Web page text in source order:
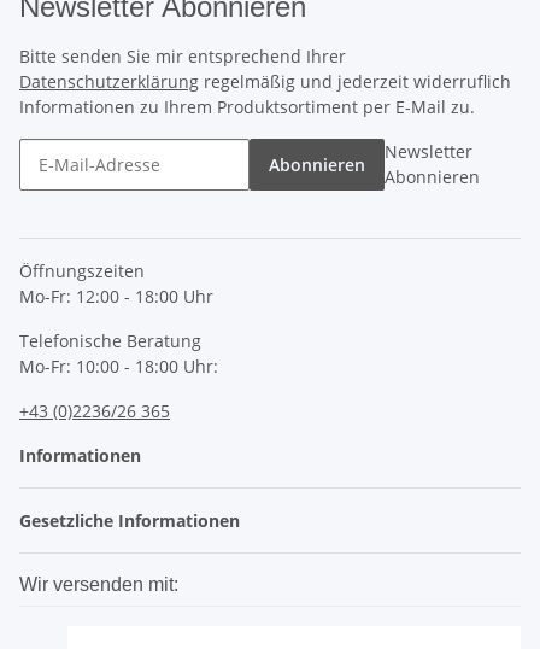
Newsletter Abonnieren
Bitte senden Sie mir entsprechend Ihrer
Datenschutzerklärung regelmäßig und jederzeit widerruflich
Informationen zu Ihrem Produktsortiment per E-Mail zu.
Abonnieren
Newsletter
Abonnieren
Öffnungszeiten
Mo-Fr: 12:00 - 18:00 Uhr
Telefonische Beratung
Mo-Fr: 10:00 - 18:00 Uhr:
+43 (0)2236/26 365
Informationen
Gesetzliche Informationen
Wir versenden mit: